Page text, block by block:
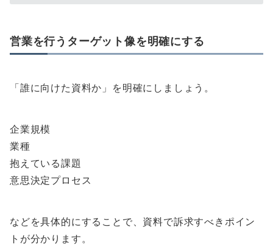
営業を行うターゲット像を明確にする
「誰に向けた資料か」を明確にしましょう。
企業規模
業種
抱えている課題
意思決定プロセス
などを具体的にすることで、資料で訴求すべきポイン
トが分かります。